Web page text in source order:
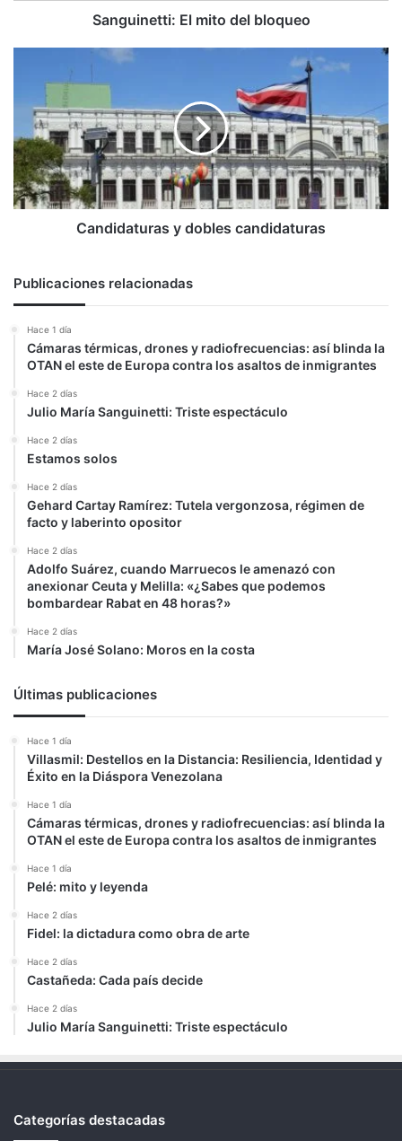
Sanguinetti: El mito del bloqueo
candidaturas
Candidaturas y dobles candidaturas
Publicaciones relacionadas
Hace 1 día
Cámaras térmicas, drones y radiofrecuencias: así blinda la
OTAN el este de Europa contra los asaltos de inmigrantes
Hace 2 días
Julio María Sanguinetti: Triste espectáculo
Hace 2 días
Estamos solos
Hace 2 días
Gehard Cartay Ramírez: Tutela vergonzosa, régimen de
facto y laberinto opositor
Hace 2 días
Adolfo Suárez, cuando Marruecos le amenazó con
anexionar Ceuta y Melilla: «¿Sabes que podemos
bombardear Rabat en 48 horas?»
Hace 2 días
María José Solano: Moros en la costa
Últimas publicaciones
Hace 1 día
Villasmil: Destellos en la Distancia: Resiliencia, Identidad y
Éxito en la Diáspora Venezolana
Hace 1 día
Cámaras térmicas, drones y radiofrecuencias: así blinda la
OTAN el este de Europa contra los asaltos de inmigrantes
Hace 1 día
Pelé: mito y leyenda
Hace 2 días
Fidel: la dictadura como obra de arte
Hace 2 días
Castañeda: Cada país decide
Hace 2 días
Julio María Sanguinetti: Triste espectáculo
Categorías destacadas